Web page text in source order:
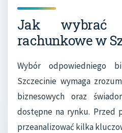
Jak wybrać
rachunkowe w
Wybór odpowiedniego
Szczecinie wymaga
biznesowych oraz
dostępne na rynku. Przed
przeanalizować kilka